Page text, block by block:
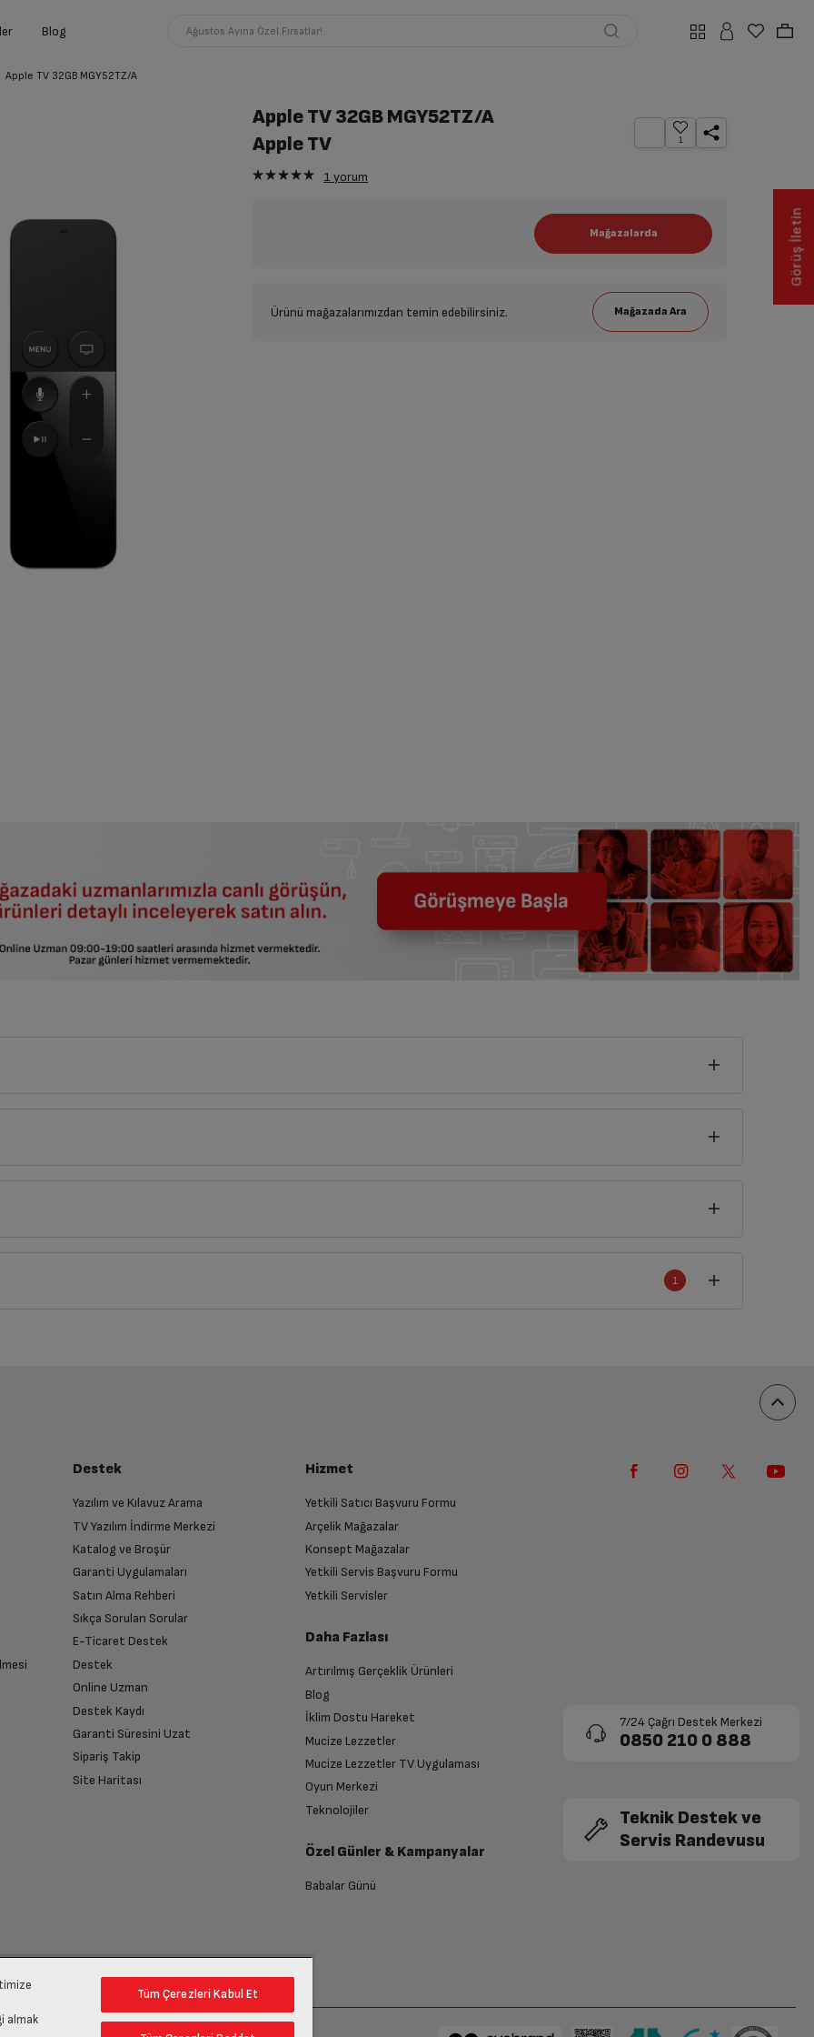
Blog Ağustos Ayına Özel Fırsatlar!
Apple TV 32GB MGY52TZ/A
Apple TV 32GB MGY52TZ/A
Apple TV
1
1 yorum
Ürünü mağazalarımızdan temin edebilirsiniz.
birlikte yetkili servise teslim edin.
İade süreciniz tamamlanacaktır.
1
oldukları başka markalı ürünlerin satışlarında
Fena Değil
Çok kötü
Destek
Yazılım ve Kılavuz Arama
TV Yazılım İndirme Merkezi
Katalog ve Broşür
Garanti Uygulamaları
Satın Alma Rehberi
Sıkça Sorulan Sorular
E-Ticaret Destek
Destek
Online Uzman
Destek Kaydı
Garanti Süresini Uzat
Sipariş Takip
Site Haritası
Hizmet
Yetkili Satıcı Başvuru Formu
Arçelik Mağazalar
Konsept Mağazalar
Yetkili Servis Başvuru Formu
Yetkili Servisler
Daha Fazlası
Artırılmış Gerçeklik Ürünleri
Blog
İklim Dostu Hareket
Mucize Lezzetler
Mucize Lezzetler TV Uygulaması
Oyun Merkezi
Teknolojiler
Özel Günler & Kampanyalar
Babalar Günü
7/24 Çağrı Destek Merkezi
0850 210 0 888
Teknik Destek ve
Servis Randevusu
Görüş İletin
almak
Tüm Çerezleri Kabul Et